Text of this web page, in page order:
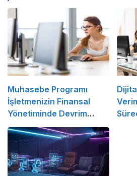
Muhasebe Programı
İşletmenizin Finansal
Yönetiminde Devrim
Yaratacak Çözüm